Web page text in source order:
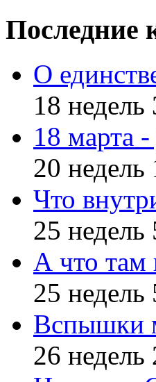
Последние
О
18 недель
18 марта
20 недель
Что
25 недель
А что там
25 недель
Вспышки
26 недель